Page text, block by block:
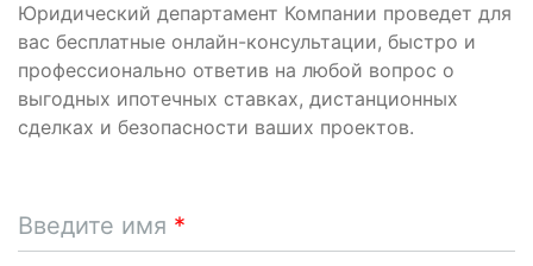
Юридический департамент Компании проведет для
вас бесплатные онлайн-консультации, быстро и
профессионально ответив на любой вопрос о
выгодных ипотечных ставках, дистанционных
сделках и безопасности ваших проектов.
Введите имя